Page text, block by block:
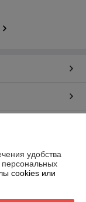
удобства
персональных
cookies или